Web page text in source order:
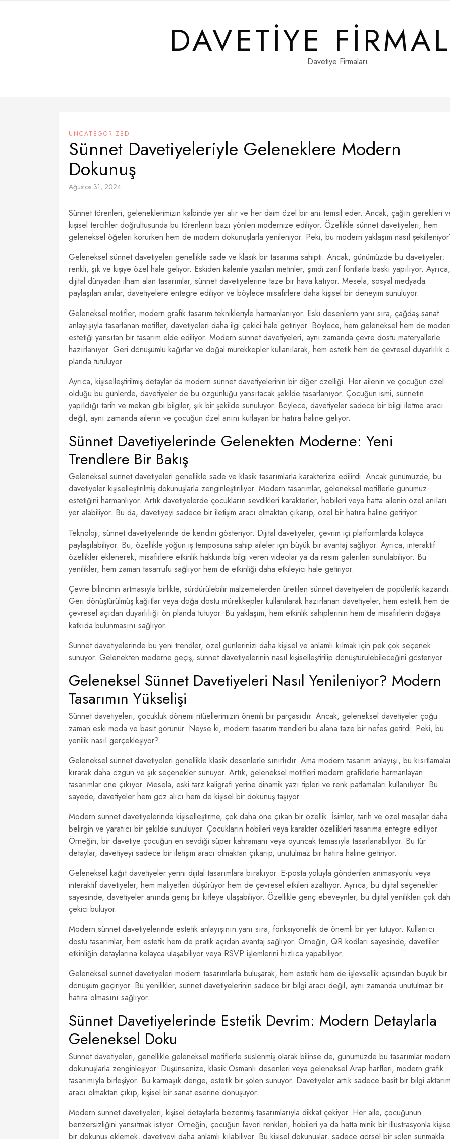
DAVETIYEDavetiye Firmaları
UNCATEGORIZED
Sünnet Davetiyeleriyle Geleneklere Modern
Dokunuş
Ağustos 31, 2024
Sünnet törenleri, geleneklerimizin kalbinde yer alır ve her daim özel bir anı temsil eder. Ancak, çağın gerekleri
kişisel tercihler doğrultusunda bu törenlerin bazı yönleri modernize ediliyor. Özellikle sünnet davetiyeleri, hem
geleneksel öğeleri korurken hem de modern dokunuşlarla yenileniyor. Peki, bu modern yaklaşım nasıl
Geleneksel sünnet davetiyeleri genellikle sade ve klasik bir tasarıma sahipti. Ancak, günümüzde bu davetiyeler;
renkli, şık ve kişiye özel hale geliyor. Eskiden kalemle yazılan metinler, şimdi zarif fontlarla baskı yapılıyor. Ayrıca,
dijital dünyadan ilham alan tasarımlar, sünnet davetiyelerine taze bir hava katıyor. Mesela, sosyal medyada
paylaşılan anılar, davetiyelere entegre ediliyor ve böylece misafirlere daha kişisel bir deneyim sunuluyor.
Geleneksel motifler, modern grafik tasarım teknikleriyle harmanlanıyor. Eski desenlerin yanı sıra, çağdaş sanat
anlayışıyla tasarlanan motifler, davetiyeleri daha ilgi çekici hale getiriyor. Böylece, hem geleneksel hem de
estetiği yansıtan bir tasarım elde ediliyor. Modern sünnet davetiyeleri, aynı zamanda çevre dostu materyallerle
hazırlanıyor. Geri dönüşümlü kağıtlar ve doğal mürekkepler kullanılarak, hem estetik hem de çevresel duyarlılık
planda tutuluyor.
Ayrıca, kişiselleştirilmiş detaylar da modern sünnet davetiyelerinin bir diğer özelliği. Her ailenin ve çocuğun özel
olduğu bu günlerde, davetiyeler de bu özgünlüğü yansıtacak şekilde tasarlanıyor. Çocuğun ismi, sünnetin
yapıldığı tarih ve mekan gibi bilgiler, şık bir şekilde sunuluyor. Böylece, davetiyeler sadece bir bilgi iletme aracı
değil, aynı zamanda ailenin ve çocuğun özel anını kutlayan bir hatıra haline geliyor.
Sünnet Davetiyelerinde Gelenekten Moderne: Yeni
Trendlere Bir Bakış
Geleneksel sünnet davetiyeleri genellikle sade ve klasik tasarımlarla karakterize edilirdi. Ancak günümüzde, bu
davetiyeler kişiselleştirilmiş dokunuşlarla zenginleştiriliyor. Modern tasarımlar, geleneksel motiflerle günümüz
estetiğini harmanlıyor. Artık davetiyelerde çocukların sevdikleri karakterler, hobileri veya hatta ailenin özel anıları
yer alabiliyor. Bu da, davetiyeyi sadece bir iletişim aracı olmaktan çıkarıp, özel bir hatıra haline getiriyor.
Teknoloji, sünnet davetiyelerinde de kendini gösteriyor. Dijital davetiyeler, çevrim içi platformlarda kolayca
paylaşılabiliyor. Bu, özellikle yoğun iş temposuna sahip aileler için büyük bir avantaj sağlıyor. Ayrıca, interaktif
özellikler eklenerek, misafirlere etkinlik hakkında bilgi veren videolar ya da resim galerileri sunulabiliyor. Bu
yenilikler, hem zaman tasarrufu sağlıyor hem de etkinliği daha etkileyici hale getiriyor.
Çevre bilincinin artmasıyla birlikte, sürdürülebilir malzemelerden üretilen sünnet davetiyeleri de popülerlik
Geri dönüştürülmüş kağıtlar veya doğa dostu mürekkepler kullanılarak hazırlanan davetiyeler, hem estetik hem de
çevresel açıdan duyarlılığı ön planda tutuyor. Bu yaklaşım, hem etkinlik sahiplerinin hem de misafirlerin doğaya
katkıda bulunmasını sağlıyor.
Sünnet davetiyelerinde bu yeni trendler, özel günlerinizi daha kişisel ve anlamlı kılmak için pek çok seçenek
sunuyor. Gelenekten moderne geçiş, sünnet davetiyelerinin nasıl kişiselleştirilip dönüştürülebileceğini gösteriyor.
Geleneksel Sünnet Davetiyeleri Nasıl Yenileniyor? Modern
Tasarımın Yükselişi
Sünnet davetiyeleri, çocukluk dönemi ritüellerimizin önemli bir parçasıdır. Ancak, geleneksel davetiyeler çoğu
zaman eski moda ve basit görünür. Neyse ki, modern tasarım trendleri bu alana taze bir nefes getirdi. Peki, bu
yenilik nasıl gerçekleşiyor?
Geleneksel sünnet davetiyeleri genellikle klasik desenlerle sınırlıdır. Ama modern tasarım anlayışı, bu
kırarak daha özgün ve şık seçenekler sunuyor. Artık, geleneksel motifleri modern grafiklerle harmanlayan
tasarımlar öne çıkıyor. Mesela, eski tarz kaligrafi yerine dinamik yazı tipleri ve renk patlamaları kullanılıyor. Bu
sayede, davetiyeler hem göz alıcı hem de kişisel bir dokunuş taşıyor.
Modern sünnet davetiyelerinde kişiselleştirme, çok daha öne çıkan bir özellik. İsimler, tarih ve özel mesajlar daha
belirgin ve yaratıcı bir şekilde sunuluyor. Çocukların hobileri veya karakter özellikleri tasarıma entegre ediliyor.
Örneğin, bir davetiye çocuğun en sevdiği süper kahramanı veya oyuncak temasıyla tasarlanabiliyor. Bu tür
detaylar, davetiyeyi sadece bir iletişim aracı olmaktan çıkarıp, unutulmaz bir hatıra haline getiriyor.
Geleneksel kağıt davetiyeler yerini dijital tasarımlara bırakıyor. E-posta yoluyla gönderilen animasyonlu veya
interaktif davetiyeler, hem maliyetleri düşürüyor hem de çevresel etkileri azaltıyor. Ayrıca, bu dijital seçenekler
sayesinde, davetiyeler anında geniş bir kitleye ulaşabiliyor. Özellikle genç ebeveynler, bu dijital yenilikleri çok
çekici buluyor.
Modern sünnet davetiyelerinde estetik anlayışının yanı sıra, fonksiyonellik de önemli bir yer tutuyor. Kullanıcı
dostu tasarımlar, hem estetik hem de pratik açıdan avantaj sağlıyor. Örneğin, QR kodları sayesinde, davetliler
etkinliğin detaylarına kolayca ulaşabiliyor veya RSVP işlemlerini hızlıca yapabiliyor.
Geleneksel sünnet davetiyeleri modern tasarımlarla buluşarak, hem estetik hem de işlevsellik açısından büyük bir
dönüşüm geçiriyor. Bu yenilikler, sünnet davetiyelerinin sadece bir bilgi aracı değil, aynı zamanda unutulmaz bir
hatıra olmasını sağlıyor.
Sünnet Davetiyelerinde Estetik Devrim: Modern Detaylarla
Geleneksel Doku
Sünnet davetiyeleri, genellikle geleneksel motiflerle süslenmiş olarak bilinse de, günümüzde bu tasarımlar modern
dokunuşlarla zenginleşiyor. Düşünsenize, klasik Osmanlı desenleri veya geleneksel Arap harfleri, modern grafik
tasarımıyla birleşiyor. Bu karmaşık denge, estetik bir şölen sunuyor. Davetiyeler artık sadece basit bir bilgi
aracı olmaktan çıkıp, kişisel bir sanat eserine dönüşüyor.
Modern sünnet davetiyeleri, kişisel detaylarla bezenmiş tasarımlarıyla dikkat çekiyor. Her aile, çocuğunun
benzersizliğini yansıtmak istiyor. Örneğin, çocuğun favori renkleri, hobileri ya da hatta minik bir illüstrasyonla